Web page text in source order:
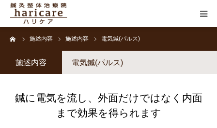
施述内容 施述内容 電気鍼(パルス)
施述内容 電気鍼(パルス)
鍼に電気を流し、外面だけではなく内面
まで効果を得られます
HOME
当院のご紹介
施述内容